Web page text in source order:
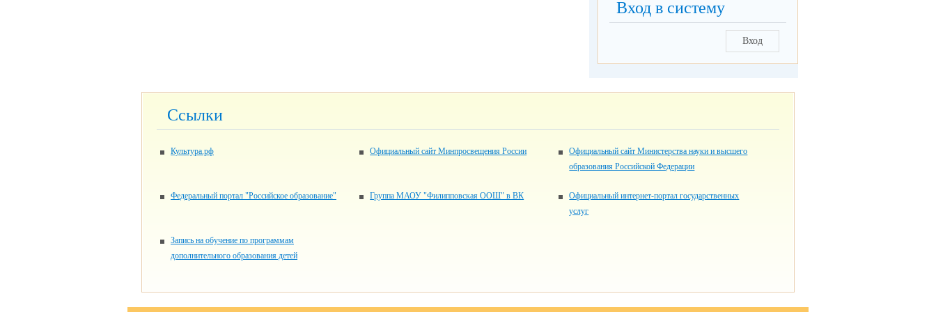
Вход в систему
Вход
Ссылки
Культура.рф Официальный сайт Минпросвещения России
Официальный сайт Министерства науки и высшего
образования Российской Федерации
Федеральный портал "Российское образование" Группа МАОУ "Филипповская ООШ" в ВК
Официальный интернет-портал государственных
услуг
Запись на обучение по программам
дополнительного образования детей